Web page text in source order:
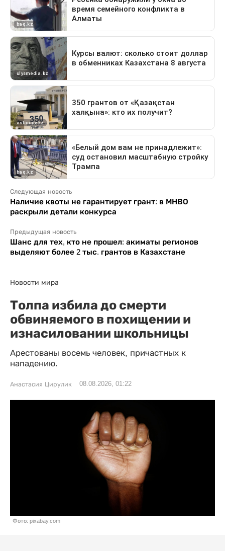
Следующая новость
Наличие квоты не гарантирует грант: в МНВО
раскрыли детали конкурса
Предыдущая новость
Шанс для тех, кто не прошел: акиматы регионов
выделяют более 2 тыс. грантов в Казахстане
Новости мира
Толпа избила до смерти
обвиняемого в похищении и
изнасиловании школьницы
Арестованы восемь человек, причастных к
нападению.
Анастасия Цирулик 08.08.2026, 01:22
Фото: pixabay.com